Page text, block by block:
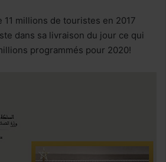
11 millions de touristes en 2017
dans sa livraison du jour ce qui
programmés pour 2020!